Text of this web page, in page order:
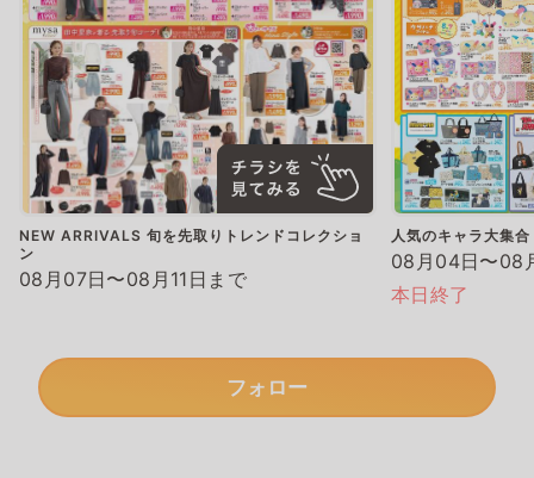
NEW ARRIVALS 旬を先取りトレンドコレクショ
ン
08月07日〜08月11日まで
人気のキャラ大集
08月04日〜08
本日終了
フォロー